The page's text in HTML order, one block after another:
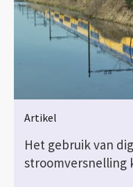
Artikel
Het gebruik van
stroomversnelling